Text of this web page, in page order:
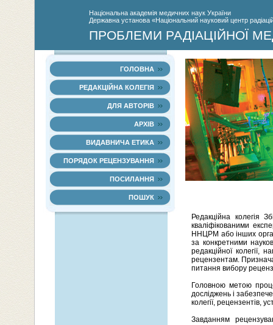
Нацiональна академiя медичних наук України
Державна установа «Національний науковий центр
ПРОБЛЕМИ РАДІАЦІЙНОЇ
ГОЛОВНА
РЕДАКЦІЙНА КОЛЕГІЯ
ДЛЯ АВТОРІВ
АРХІВ
ВИДАВНИЧА ЕТИКА
ПОРЯДОК РЕЦЕНЗУВАННЯ
ПОСИЛАННЯ
ПОШУК
Редакційна колегія
кваліфікованими
ННЦРМ або інших
за конкретними
редакційної
рецензентам.
питання вибору
Головною метою
досліджень і
колегії, рецензентів,
Завданням